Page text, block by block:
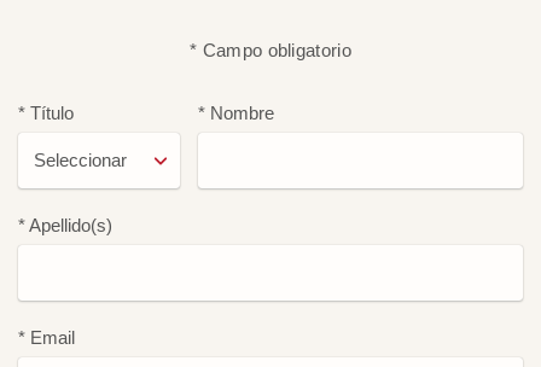
* Campo obligatorio
* Título * Nombre
* Apellido(s)
* Email